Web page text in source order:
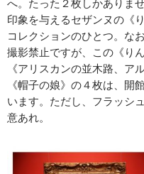
へ。たった２枚しかありま
印象を与えるセザンヌの《
コレクションのひとつ。な
撮影禁止ですが、この《り
《アリスカンの並木路、ア
《帽子の娘》の４枚は、開
います。ただし、フラッシ
意あれ。